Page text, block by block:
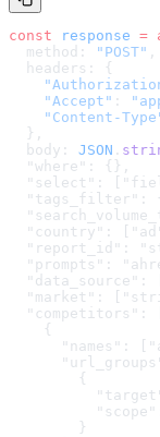
const response =
  method:
"POST" ,
  headers: {
    "Accept"
:
"Content-
  },
  body:
JSON .
  "where": {},
"select":
"tags_filter":
"country":
"report_id":
"prompts":
"data_source":
"market":
  "competitors": [
    {
"names":
        {
        }